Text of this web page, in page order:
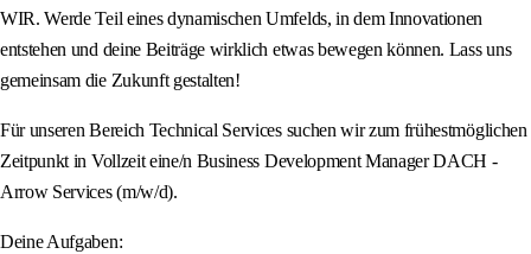
WIR. Werde Teil eines dynamischen Umfelds, in dem Innovationen
entstehen und deine Beiträge wirklich etwas bewegen können. Lass uns
gemeinsam die Zukunft gestalten!
Für unseren Bereich Technical Services suchen wir zum frühestmöglichen
Zeitpunkt in Vollzeit eine/n Business Development Manager DACH -
Arrow Services (m/w/d).
Deine Aufgaben: